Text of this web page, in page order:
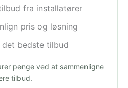
fra installatører
pris og løsning
bedste tilbud
penge ved at sammenligne
tilbud.